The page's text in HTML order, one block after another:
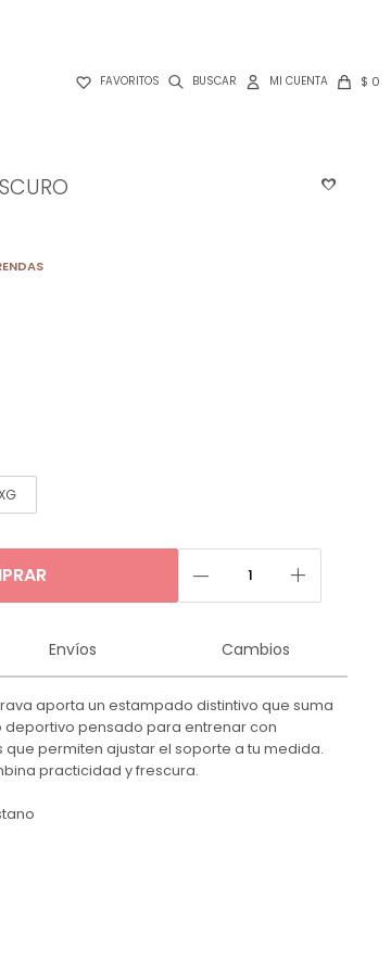
 FAVORITOS $ 0
remove add
Envíos Cambios
aporta un estampado distintivo que suma
deportivo pensado para entrenar con
permiten ajustar el soporte a tu medida.
practicidad y frescura.